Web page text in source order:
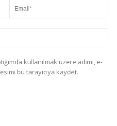
kullanılmak üzere adımı, e-
bu tarayıcıya kaydet.